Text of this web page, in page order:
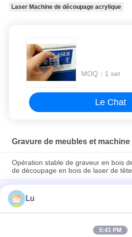
Laser Machine de découpage acrylique
MOQ： 1 set
Le Chat
Gravure de meubles et
Opération stable de graveur en bois
de découpage en bois de laser de
80w / découpeuse en bois du laser
parquet de Cabinetry de marqueterie
marqueteries
Découpeuse principale simple de
découpeuse de laser de commande
Lu
5:41 PM